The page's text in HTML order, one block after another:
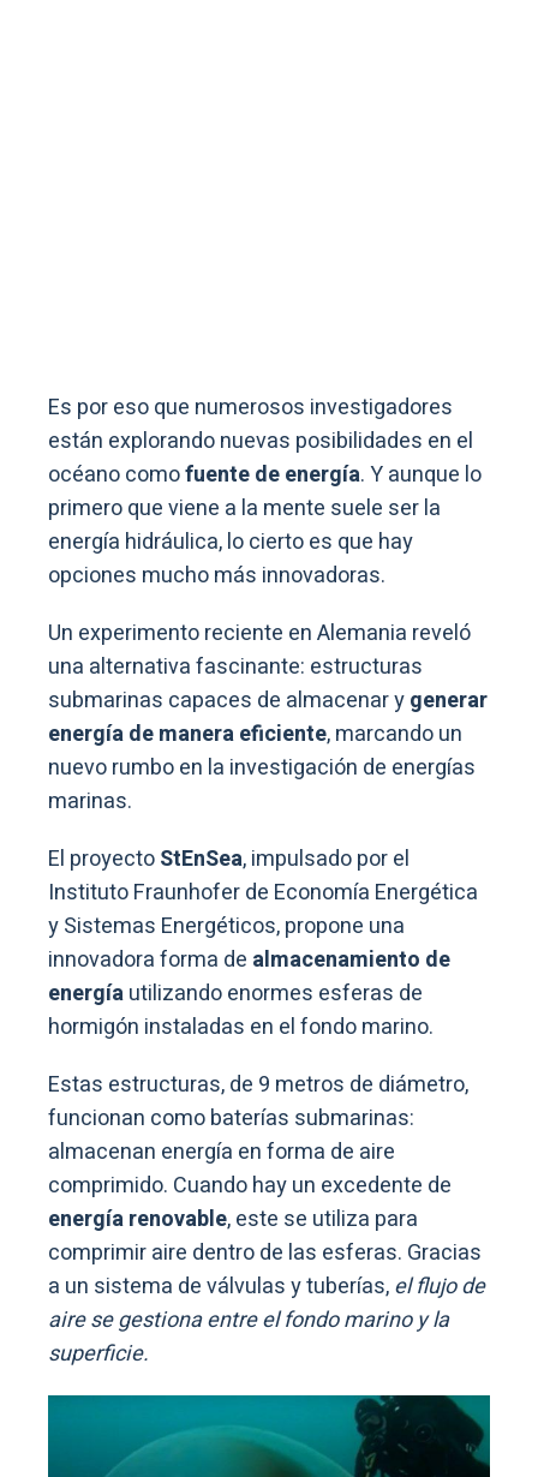
Es por eso que numerosos investigadores
están explorando nuevas posibilidades en el
océano comofuente de energía. Y aunque lo
primero que viene a la mente suele ser la
energía hidráulica, lo cierto es que hay
opciones mucho más innovadoras.
Un experimento reciente en Alemania reveló
una alternativa fascinante: estructuras
submarinas capaces de almacenar ygenerar
energía de manera eficiente, marcando un
nuevo rumbo en la investigación de energías
marinas.
El proyectoStEnSea, impulsado por el
Instituto Fraunhofer de Economía Energética
y Sistemas Energéticos, propone una
innovadora forma de almacenamiento de
energíautilizando enormes esferas de
hormigón instaladas en el fondo marino.
Estas estructuras, de 9 metros de diámetro,
funcionan como baterías submarinas:
almacenan energía en forma de aire
comprimido. Cuando hay un excedente de
energía renovable, este se utiliza para
comprimir aire dentro de las esferas. Gracias
a un sistema de válvulas y tuberías,el flujo de
aire se gestiona entre el fondo marino y la
superficie.